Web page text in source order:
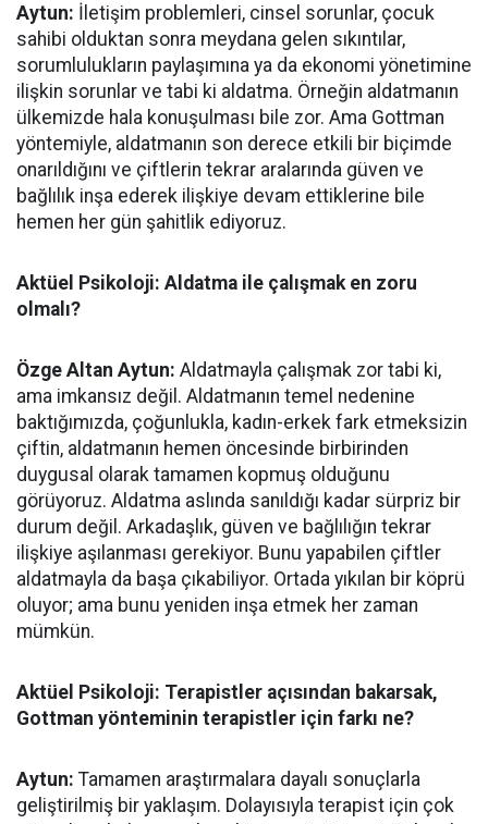
Aytun: İletişim problemleri, cinsel sorunlar, çocuk
sahibi olduktan sonra meydana gelen sıkıntılar,
sorumlulukların paylaşımına ya da ekonomi yönetimine
ilişkin sorunlar ve tabi ki aldatma. Örneğin aldatmanın
ülkemizde hala konuşulması bile zor. Ama Gottman
yöntemiyle, aldatmanın son derece etkili bir biçimde
onarıldığını ve çiftlerin tekrar aralarında güven ve
bağlılık inşa ederek ilişkiye devam ettiklerine bile
hemen her gün şahitlik ediyoruz.
Aktüel Psikoloji: Aldatma ile çalışmak en zoru
olmalı?
Özge Altan Aytun: Aldatmayla çalışmak zor tabi ki,
ama imkansız değil. Aldatmanın temel nedenine
baktığımızda, çoğunlukla, kadın-erkek fark etmeksizin
çiftin, aldatmanın hemen öncesinde birbirinden
duygusal olarak tamamen kopmuş olduğunu
görüyoruz. Aldatma aslında sanıldığı kadar sürpriz bir
durum değil. Arkadaşlık, güven ve bağlılığın tekrar
ilişkiye aşılanması gerekiyor. Bunu yapabilen çiftler
aldatmayla da başa çıkabiliyor. Ortada yıkılan bir köprü
oluyor; ama bunu yeniden inşa etmek her zaman
mümkün.
Aktüel Psikoloji: Terapistler açısından bakarsak,
Gottman yönteminin terapistler için farkı ne?
Aytun: Tamamen araştırmalara dayalı sonuçlarla
geliştirilmiş bir yaklaşım. Dolayısıyla terapist için çok